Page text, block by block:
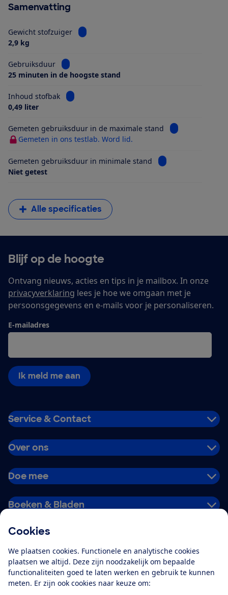
Cookies
We plaatsen cookies. Functionele en analytische cookies
plaatsen we altijd. Deze zijn noodzakelijk om bepaalde
functionaliteiten goed te laten werken en gebruik te kunnen
meten. Er zijn ook cookies naar keuze om:
Samenvatting
Gewicht stofzuiger
Bekijk informatie voor Gewicht stofzuiger
2,9 kg
Gebruiksduur
Bekijk informatie voor Gebruiksduur
25 minuten in de hoogste stand
Inhoud stofbak
Bekijk informatie voor Inhoud stofbak
0,49 liter
Gemeten gebruiksduur in de maximale stand
Bekijk
Gemeten in ons testlab. Word lid.
Gemeten gebruiksduur in minimale stand
Bekijk informatie
Niet getest
Alle specificaties
Blijf op de hoogte
Ontvang nieuws, acties en tips in je mailbox. In onze
privacyverklaring lees je hoe we omgaan met je
persoonsgegevens en e-mails voor je personaliseren.
E-mailadres
Ik meld me aan
Service & Contact
Over ons
Doe mee
Boeken & Bladen
Alles over de